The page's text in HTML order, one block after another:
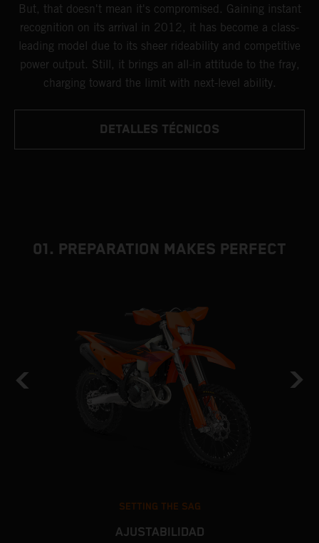
But, that doesn't mean it's compromised. Gaining instant
recognition on its arrival in 2012, it has become a class-
leading model due to its sheer rideability and competitive
power output. Still, it brings an all-in attitude to the fray,
charging toward the limit with next-level ability.
DETALLES TÉCNICOS
01. PREPARATION MAKES PERFECT
SETTING THE SAG
AJUSTABILIDAD